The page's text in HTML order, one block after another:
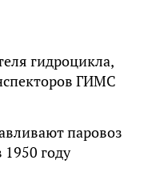
гидроцикла,
ГИМС
паровоз
году